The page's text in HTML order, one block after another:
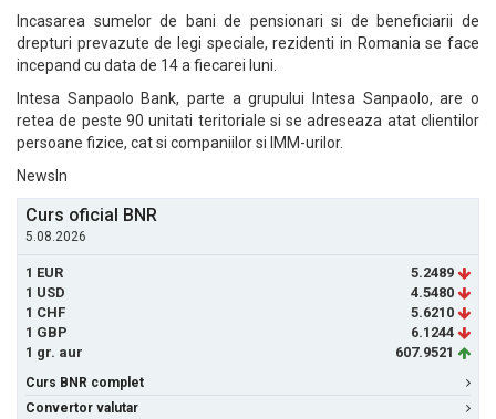
Incasarea sumelor de bani de pensionari si de beneficiarii de
drepturi prevazute de legi speciale, rezidenti in Romania se face
incepand cu data de 14 a fiecarei luni.
Intesa Sanpaolo Bank, parte a grupului Intesa Sanpaolo, are o
retea de peste 90 unitati teritoriale si se adreseaza atat clientilor
persoane fizice, cat si companiilor si IMM-urilor.
NewsIn
Curs oficial BNR
5.08.2026
1 EUR
5.2489
1 USD
4.5480
1 CHF
5.6210
1 GBP
6.1244
1 gr. aur
607.9521
Curs BNR complet
Convertor valutar